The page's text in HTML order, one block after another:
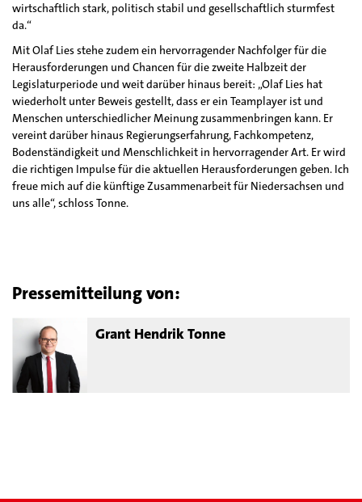
wirtschaftlich stark, politisch stabil und gesellschaftlich sturmfest
da.“
Mit Olaf Lies stehe zudem ein hervorragender Nachfolger für die
Herausforderungen und Chancen für die zweite Halbzeit der
Legislaturperiode und weit darüber hinaus bereit: „Olaf Lies hat
wiederholt unter Beweis gestellt, dass er ein Teamplayer ist und
Menschen unterschiedlicher Meinung zusammenbringen kann. Er
vereint darüber hinaus Regierungserfahrung, Fachkompetenz,
Bodenständigkeit und Menschlichkeit in hervorragender Art. Er wird
die richtigen Impulse für die aktuellen Herausforderungen geben. Ich
freue mich auf die künftige Zusammenarbeit für Niedersachsen und
uns alle“, schloss Tonne.
Pressemitteilung von:
Grant Hendrik Tonne